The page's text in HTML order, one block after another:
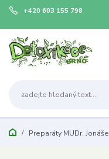
+420 603 155 798
Preparáty MUDr. Jonáše